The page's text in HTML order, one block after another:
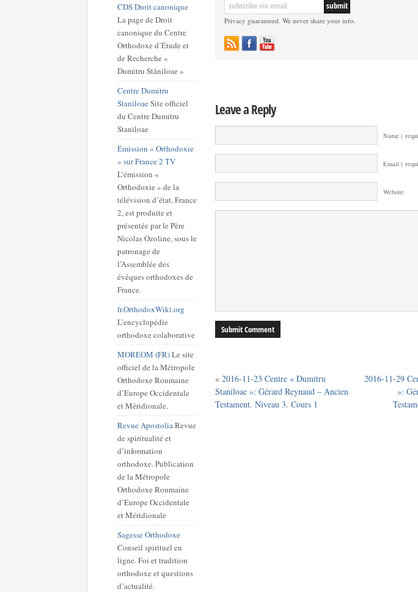
Privacy guaranteed. We never share your info.
Leave a Reply
Name (
Email (
Website
«2016-11-23 Centre « Dumitru
Staniloae »: Gérard Reynaud – Ancien
Testament. Niveau 3. Cours 1
2016-11-29
»:
CDS Droit canonique
La page de Droit
canonique du Centre
Orthodoxe d’Étude et
de Recherche «
Dumitru Stăniloae »
Centre Dumitru
StaniloaeSite officiel
du Centre Dumitru
Staniloae
Émission « Orthodoxie
» sur France 2 TV
L’émission «
Orthodoxie » de la
télévision d’état, France
2, est produite et
présentée par le Père
Nicolas Ozoline, sous le
patronage de
l’Assemblée des
évêques orthodoxes de
France.
fr.OrthodoxWiki.org
L’encyclopédie
orthodoxe colaborative
MOREOM (FR)Le site
officiel de la Métropole
Orthodoxe Roumaine
d’Europe Occidentale
et Méridionale.
Revue ApostoliaRevue
de spiritualité et
d’information
orthodoxe. Publication
de la Métropole
Orthodoxe Roumaine
d’Europe Occidentale
et Méridionale
Sagesse Orthodoxe
Conseil spirituel en
ligne. Foi et tradition
orthodoxe et questions
d’actualité.